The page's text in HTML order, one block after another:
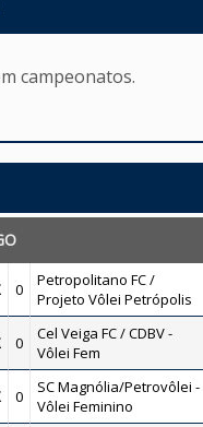
campeonatos.
0
Petropolitano FC /
Projeto Vôlei Petrópolis
0
Cel Veiga FC / CDBV -
Vôlei Fem
0
SC Magnólia/Petrovôlei -
Vôlei Feminino